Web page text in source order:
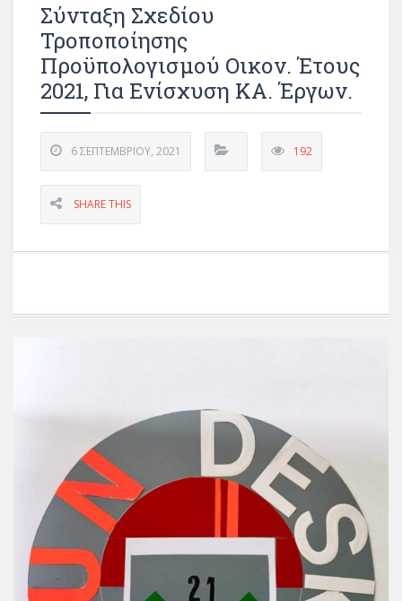
Σύνταξη Σχεδίου
Τροποποίησης
Προϋπολογισμού Οικον. Έτους
2021, Για Ενίσχυση ΚΑ. Έργων.
6 ΣΕΠΤΕΜΒΡΊΟΥ, 2021 192
SHARE THIS